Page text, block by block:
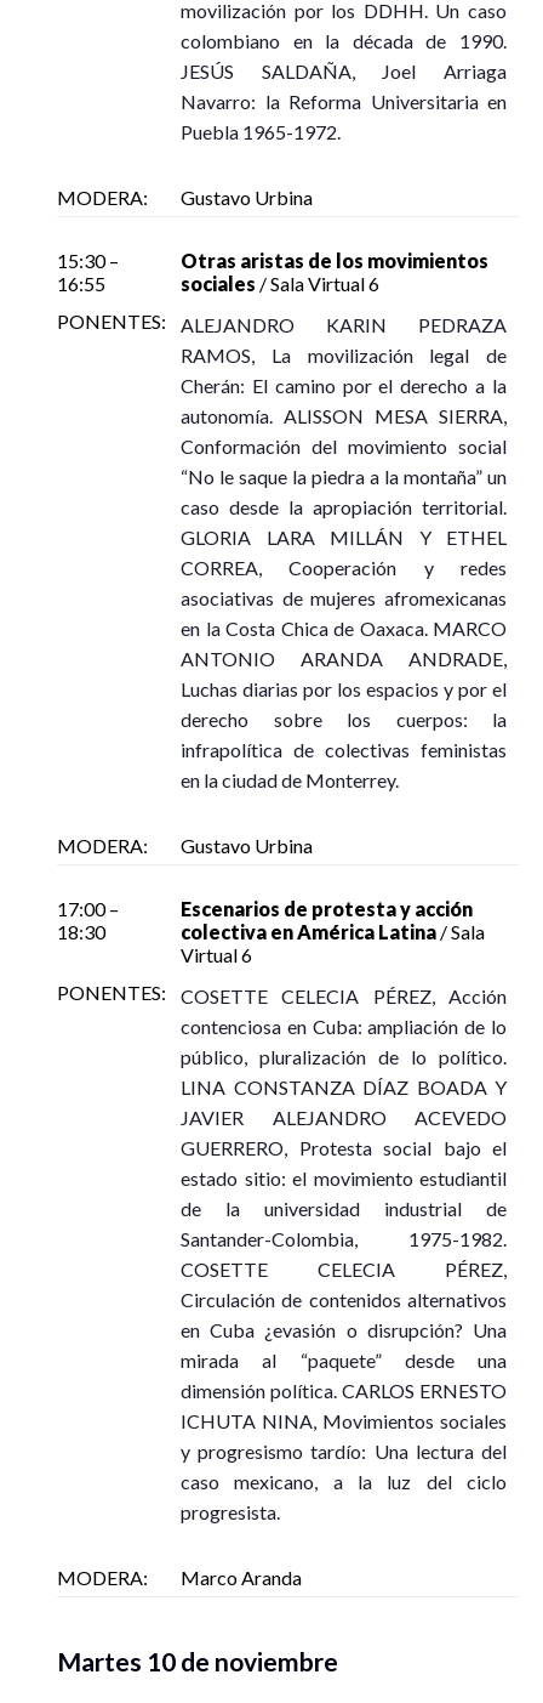
movilización por los DDHH. Un caso
colombiano en la década de 1990.
JESÚS SALDAÑA, Joel Arriaga
Navarro: la Reforma Universitaria en
Puebla 1965-1972.
MODERA: Gustavo Urbina
15:30 –
16:55
Otras aristas de los movimientos
sociales / Sala Virtual 6
PONENTES:
ALEJANDRO KARIN PEDRAZA
RAMOS, La movilización legal de
Cherán: El camino por el derecho a la
autonomía. ALISSON MESA SIERRA,
Conformación del movimiento social
“No le saque la piedra a la montaña” un
caso desde la apropiación territorial.
GLORIA LARA MILLÁN Y ETHEL
CORREA, Cooperación y redes
asociativas de mujeres afromexicanas
en la Costa Chica de Oaxaca. MARCO
ANTONIO ARANDA ANDRADE,
Luchas diarias por los espacios y por el
derecho sobre los cuerpos: la
infrapolítica de colectivas feministas
en la ciudad de Monterrey.
MODERA: Gustavo Urbina
17:00 –
18:30
Escenarios de protesta y acción
colectiva en América Latina / Sala
Virtual 6
PONENTES:
COSETTE CELECIA PÉREZ, Acción
contenciosa en Cuba: ampliación de lo
público, pluralización de lo político.
LINA CONSTANZA DÍAZ BOADA Y
JAVIER ALEJANDRO ACEVEDO
GUERRERO, Protesta social bajo el
estado sitio: el movimiento estudiantil
de la universidad industrial de
Santander-Colombia, 1975-1982.
COSETTE CELECIA PÉREZ,
Circulación de contenidos alternativos
en Cuba ¿evasión o disrupción? Una
mirada al “paquete” desde una
dimensión política. CARLOS ERNESTO
ICHUTA NINA, Movimientos sociales
y progresismo tardío: Una lectura del
caso mexicano, a la luz del ciclo
progresista.
MODERA: Marco Aranda
Martes 10 de noviembre